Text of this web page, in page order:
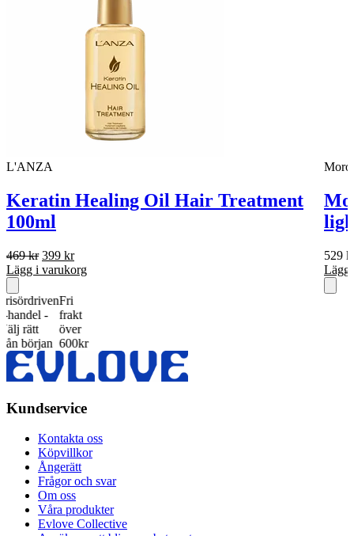
L'ANZA
Keratin Healing Oil Hair Treatment
100ml
469kr Det
ursprungliga
var:
469 kr.
399 krDet
nuvarande
399 kr.
Lägg i varukorg
529
Lägg
-
Fri
frakt
över
600kr
Kundservice
Kontakta oss
Köpvillkor
Ångerätt
Frågor och svar
Om oss
Våra produkter
Evlove Collective